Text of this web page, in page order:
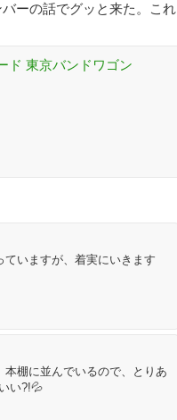
ーの話でグッと来た。これ
ド 東京バンドワゴン
いますが、着実にいきます
棚に並んでいるので、とりあ
い?!💦